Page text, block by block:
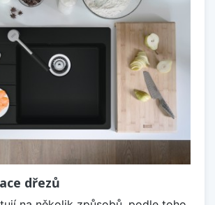
dřezů